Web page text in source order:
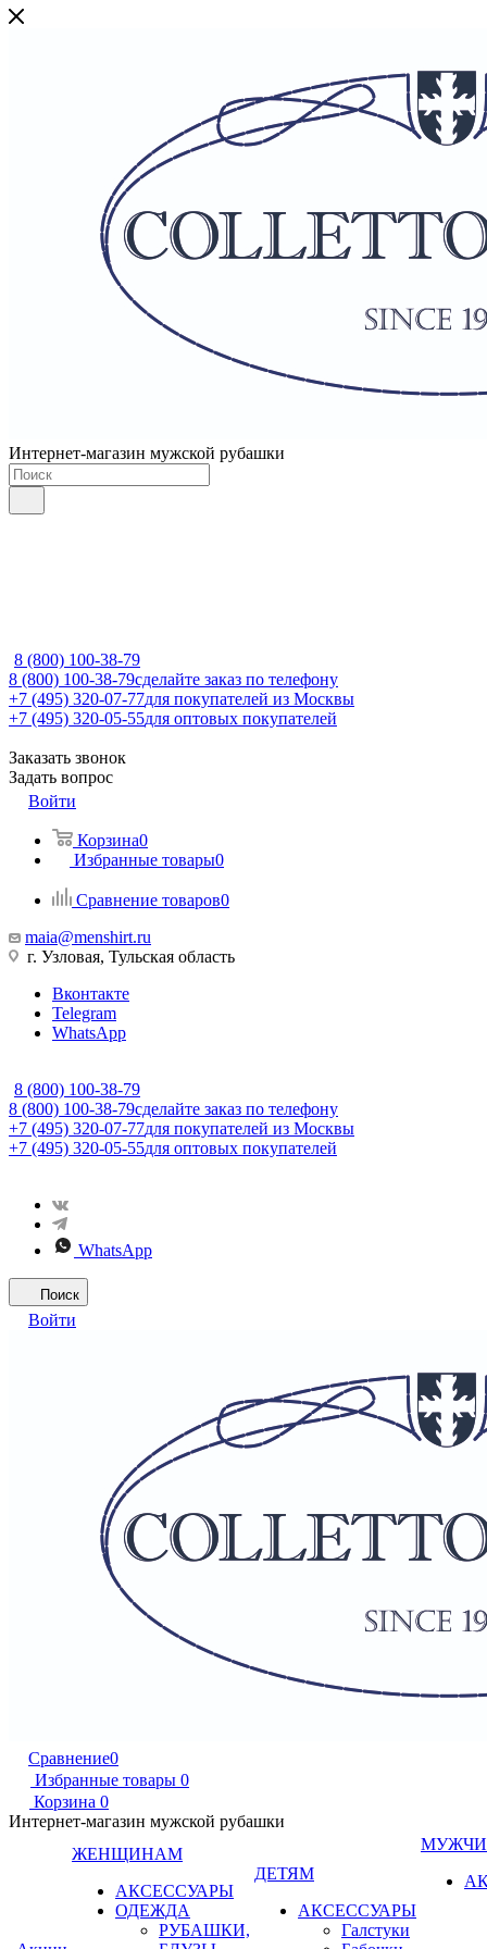
Интернет-магазин мужской рубашки
8 (800) 100-38-79
8 (800) 100-38-79сделайте заказ по телефону
+7 (495) 320-07-77для покупателей из Москвы
+7 (495) 320-05-55для оптовых покупателей
Заказать звонок
Задать вопрос
Войти
Корзина0
Избранные товары0
Сравнение товаров0
maia@menshirt.ru
г. Узловая, Тульская область
Вконтакте
Telegram
WhatsApp
8 (800) 100-38-79
8 (800) 100-38-79сделайте заказ по телефону
+7 (495) 320-07-77для покупателей из Москвы
+7 (495) 320-05-55для оптовых покупателей
WhatsApp
Поиск
Войти
Сравнение0
Избранные товары 0
Корзина 0
Интернет-магазин мужской рубашки
ЖЕНЩИНАМ
АКСЕССУАРЫ
ОДЕЖДА
РУБАШКИ,
ДЕТЯМ
АКСЕССУАРЫ
Галстуки